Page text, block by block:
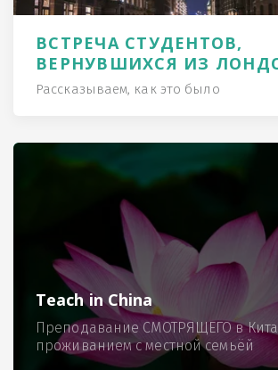
ВСТРЕЧА СТУДЕНТОВ,
ВЕРНУВШИХСЯ ИЗ
Рассказываем, как это было
Teach in China
Преподавание СМОТРЯЩЕГО в
проживанием с местной семьёй